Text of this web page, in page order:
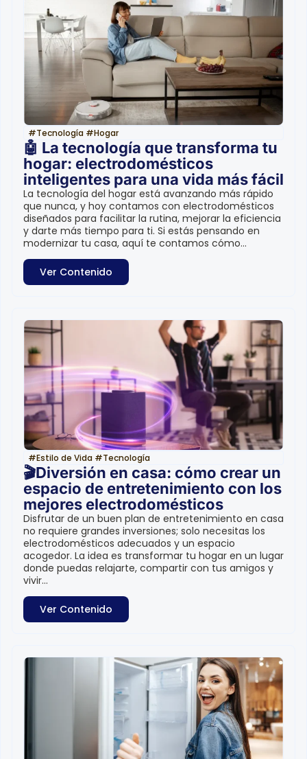
#Tecnología #Hogar
🤖 La tecnología que transforma tu
hogar: electrodomésticos
inteligentes para una vida más fácil
La tecnología del hogar está avanzando más rápido
que nunca, y hoy contamos con electrodomésticos
diseñados para facilitar la rutina, mejorar la eficiencia
y darte más tiempo para ti. Si estás pensando en
modernizar tu casa, aquí te contamos cómo...
Ver Contenido
#Estilo de Vida #Tecnología
🎬Diversión en casa: cómo crear un
espacio de entretenimiento con los
mejores electrodomésticos
Disfrutar de un buen plan de entretenimiento en casa
no requiere grandes inversiones; solo necesitas los
electrodomésticos adecuados y un espacio
acogedor. La idea es transformar tu hogar en un lugar
donde puedas relajarte, compartir con tus amigos y
vivir...
Ver Contenido